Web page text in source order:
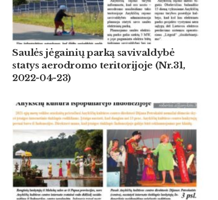
Saulės jėgainių parką savivaldybė
statys aerodromo teritorijoje (Nr.31,
2022-04-23)